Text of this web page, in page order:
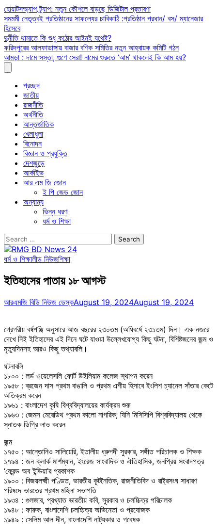
Skip
to
content
হোয়াটসঅ্যাপ ট্র্যাপ: নতুন কৌশলে বাড়ছে ডিজিটাল প্রতারণা
সমমর্মী নেতৃত্বই প্রতিষ্ঠানের সাফল্যের চাবিকাঠি :প্রতিষ্ঠান প্রধান/ বস/ ম্যানেজার
হিসেবে
দুর্নীতি থামাতে কি শুধু কঠোর আইনই যথেষ্ট?
ফরিদপুরের আলফাডাঙ্গায় বাজার বণিক সমিতির নতুন আহ্বায়ক কমিটি গঠন
আমড়া : দামে সস্তা, গুণে সেরা! নামের শুরুতে ‘আম’ থাকলেই কি আম হয়?
প্রচ্ছদ
জাতীয়
রাজনীতি
অর্থনীতি
আন্তর্জাতিক
খেলাধুলা
বিনোদন
বিজ্ঞান ও প্রযুক্তি
দেশজুড়ে
আর্কাইভ
আর এম জি জোন
ই পি জেড জোন
অন্যান্য
ভিন্ন ধরণ
ধর্ম ও শিক্ষা
Search
for:
ধর্ম ও শিক্ষালীড নিউজশিক্ষা
ইতিহাসের পাতায় ১৮ আগস্ট
আরএমজি বিডি নিউজ ডেস্কAugust 19, 2024August 19, 2024
গ্রেগরীয় বর্ষপঞ্জি অনুসারে আজ বছরের ২৩০তম (অধিবর্ষে ২৩১তম) দিন। এক নজরে
দেখে নিই ইতিহাসের এই দিনে ঘটে যাওয়া উল্লেখযোগ্য কিছু ঘটনা, বিশিষ্টজনের জন্ম ও
মৃত্যুদিনসহ আরও কিছু তথ্যাবলি।
ঘটনাবলি
১৮০০ : লর্ড ওয়েলেসলি ফোর্ট উইলিয়াম কলেজ স্থাপন করেন
১৯৫৮ : ব্রজেন দাস প্রথম বাঙালি ও প্রথম এশীয় হিসাবে ইংলিশ চ্যানেল সাঁতার কেটে
অতিক্রম করেন
১৯৬১ : বাংলাদেশ কৃষি বিশ্ববিদ্যালয়ের কার্যক্রম শুরু
১৯৬৩ : জেমস মেরেডিথ প্রথম কালো নাগরিক; যিনি মিসিসিপি বিশ্ববিদ্যালয় থেকে
স্নাতক ডিগ্রি লাভ করেন
জন্ম
১৭৫০ : আন্তোনিও সালিয়েরি, ইতালীয় ধ্রুপদী সুরকার, সঙ্গীত পরিচালক ও শিক্ষক
১৭৯৪ : জন ক্লার্ক মার্শম্যান, ইংরেজ সাংবাদিক ও ঐতিহাসিক, জনপ্রিয় সংবাদপত্র
‘ফ্রেন্ড অব ইন্ডিয়া’র প্রকাশক
১৯০০ : বিজয়লক্ষ্মী পণ্ডিত, ভারতীয় কূটনৈতিক, রাজনীতিবিদ ও রাষ্ট্রসংঘ সাধারণ
পরিষদে ভারতের প্রথম মহিলা সভাপতি
১৯৩৪ : গুলজার, প্রখ্যাত ভারতীয় কবি, সুরকার ও চলচ্চিত্র পরিচালক
১৯৪৮ : ফারুক, বাংলাদেশি চলচ্চিত্র অভিনেতা ও প্রযোজক
১৯৪৯ : সেলিম আল দীন, বাংলাদেশি নাট্যকার ও গবেষক